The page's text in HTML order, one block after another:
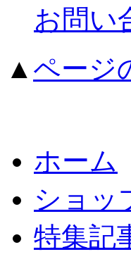
お問い
▲ ページ
ホーム
ショッ
特集記